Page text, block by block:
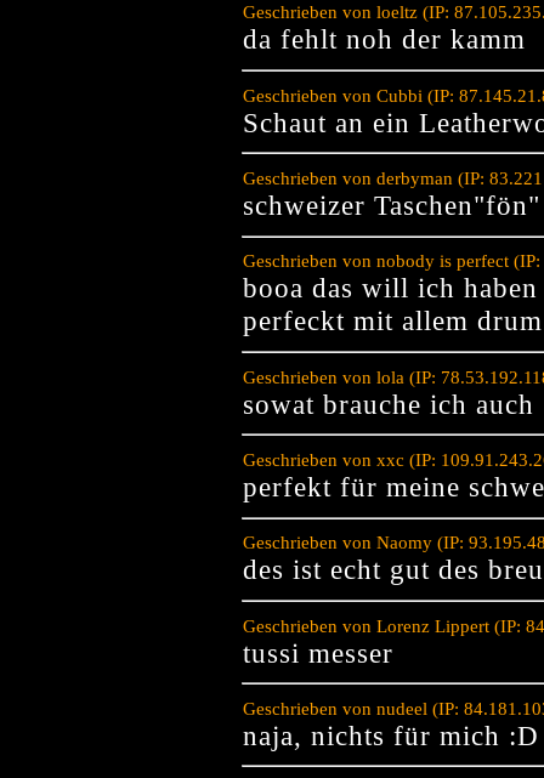
Geschrieben von loeltz (IP:
da fehlt noh der kamm
Geschrieben von Cubbi (IP:
Schaut an ein
Geschrieben von derbyman (IP:
schweizer Taschen"fön"
Geschrieben von nobody is perfect
booa das will ich
perfeckt mit allem
Geschrieben von lola (IP:
sowat brauche ich auch
Geschrieben von xxc (IP:
perfekt für meine
Geschrieben von Naomy (IP:
des ist echt gut des
Geschrieben von Lorenz Lippert (IP:
tussi messer
Geschrieben von nudeel (IP:
naja, nichts für mich :D